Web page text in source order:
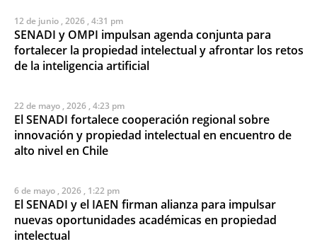
12 de junio , 2026 , 4:31 pm
SENADI y OMPI impulsan agenda conjunta para
fortalecer la propiedad intelectual y afrontar los retos
de la inteligencia artificial
22 de mayo , 2026 , 4:23 pm
El SENADI fortalece cooperación regional sobre
innovación y propiedad intelectual en encuentro de
alto nivel en Chile
6 de mayo , 2026 , 1:22 pm
El SENADI y el IAEN firman alianza para impulsar
nuevas oportunidades académicas en propiedad
intelectual